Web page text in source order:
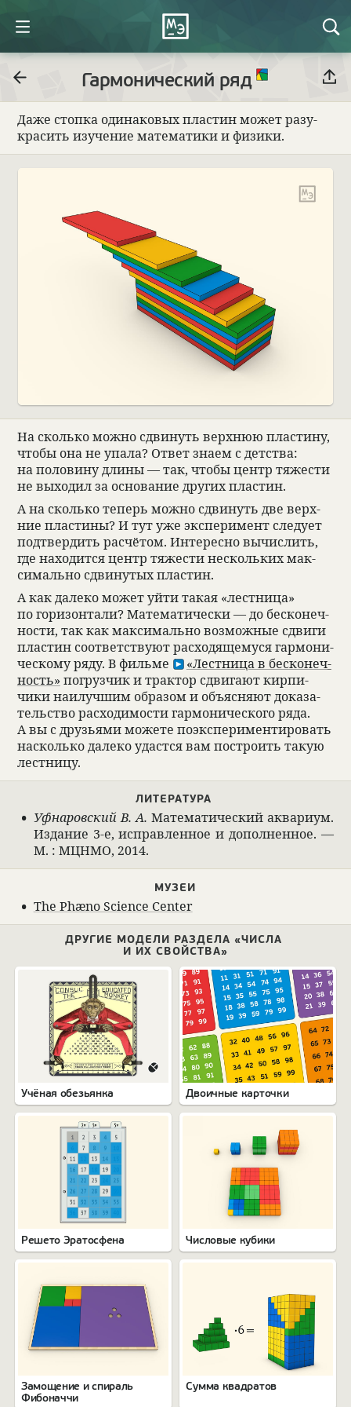
Гармонический ряд
Даже стопка оди­на­ко­вых пла­стин может разу­
кра­сить изу­че­ние матема­тики и физики.
На сколько можно сдви­нуть верх­нюю пла­стину,
чтобы она не упала? Ответ знаем с дет­ства:
на поло­вину длины — так, чтобы центр тяже­сти
не выхо­дил за осно­ва­ние других пла­стин.
А на сколько теперь можно сдви­нуть две верх­
ние пла­стины? И тут уже экс­пе­римент сле­дует
под­твер­дить рас­чё­том. Инте­ресно вычис­лить,
где нахо­дится центр тяже­сти нескольких мак­
симально сдви­ну­тых пла­стин.
А как далеко может уйти такая «лест­ница»
по гори­зон­тали? Матема­ти­че­ски — до бес­ко­неч­
но­сти, так как мак­симально возмож­ные сдвиги
пла­стин соот­вет­ствуют рас­хо­дящемуся гар­мо­ни­
че­скому ряду. В фильме
«Лест­ница в бес­ко­неч­
ность» погруз­чик и трак­тор сдвигают кирпи­
чики наи­лучшим обра­зом и объяс­няют дока­за­
тельство рас­хо­димо­сти гар­мо­ни­че­ского ряда.
А вы с дру­зьями можете поэкс­пе­римен­ти­ро­вать
насколько далеко удастся вам постро­ить такую
лест­ницу.
ЛИТЕ­РА­ТУРА
Уфна­ров­ский В. А. Матема­ти­че­ский аква­риум.
Изда­ние 3-е, исправ­лен­ное и допол­нен­ное. —
М. : МЦНМО, 2014.
МУЗЕИ
The Phæno Science Center
ДРУГИЕ МОДЕЛИ РАЗДЕЛА «ЧИСЛА
И ИХ СВОЙСТВА»
Учёная обезьянка Двоичные карточки
Решето Эратосфена Числовые кубики
Замощение и спираль
Фибоначчи
Сумма квадратов